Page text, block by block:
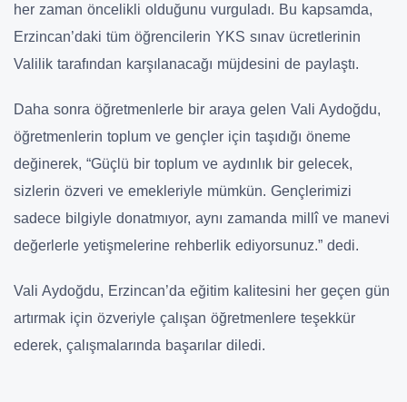
her zaman öncelikli olduğunu vurguladı. Bu kapsamda,
Erzincan’daki tüm öğrencilerin YKS sınav ücretlerinin
Valilik tarafından karşılanacağı müjdesini de paylaştı.
Daha sonra öğretmenlerle bir araya gelen Vali Aydoğdu,
öğretmenlerin toplum ve gençler için taşıdığı öneme
değinerek, “Güçlü bir toplum ve aydınlık bir gelecek,
sizlerin özveri ve emekleriyle mümkün. Gençlerimizi
sadece bilgiyle donatmıyor, aynı zamanda millî ve manevi
değerlerle yetişmelerine rehberlik ediyorsunuz.” dedi.
Vali Aydoğdu, Erzincan’da eğitim kalitesini her geçen gün
artırmak için özveriyle çalışan öğretmenlere teşekkür
ederek, çalışmalarında başarılar diledi.